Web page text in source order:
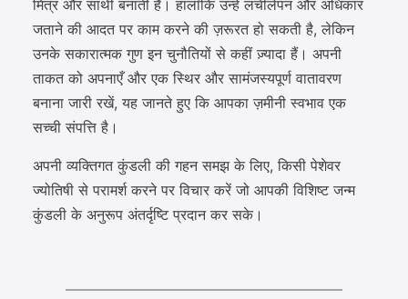
मित्र और साथी बनाती है। हालाँकि उन्हें लचीलेपन और अधिकार
जताने की आदत पर काम करने की ज़रूरत हो सकती है, लेकिन
उनके सकारात्मक गुण इन चुनौतियों से कहीं ज़्यादा हैं। अपनी
ताकत को अपनाएँ और एक स्थिर और सामंजस्यपूर्ण वातावरण
बनाना जारी रखें, यह जानते हुए कि आपका ज़मीनी स्वभाव एक
सच्ची संपत्ति है।
अपनी व्यक्तिगत कुंडली की गहन समझ के लिए, किसी पेशेवर
ज्योतिषी से परामर्श करने पर विचार करें जो आपकी विशिष्ट जन्म
कुंडली के अनुरूप अंतर्दृष्टि प्रदान कर सके।